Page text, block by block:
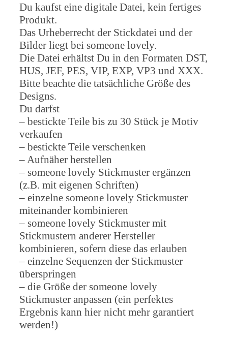
Du kaufst eine digitale Datei, kein fertiges
Produkt.
Das Urheberrecht der Stickdatei und der
Bilder liegt bei someone lovely.
Die Datei erhältst Du in den Formaten DST,
HUS, JEF, PES, VIP, EXP, VP3 und XXX.
Bitte beachte die tatsächliche Größe des
Designs.
Du darfst
– bestickte Teile bis zu 30 Stück je Motiv
verkaufen
– bestickte Teile verschenken
– Aufnäher herstellen
– someone lovely Stickmuster ergänzen
(z.B. mit eigenen Schriften)
– einzelne someone lovely Stickmuster
miteinander kombinieren
– someone lovely Stickmuster mit
Stickmustern anderer Hersteller
kombinieren, sofern diese das erlauben
– einzelne Sequenzen der Stickmuster
überspringen
– die Größe der someone lovely
Stickmuster anpassen (ein perfektes
Ergebnis kann hier nicht mehr garantiert
werden!)